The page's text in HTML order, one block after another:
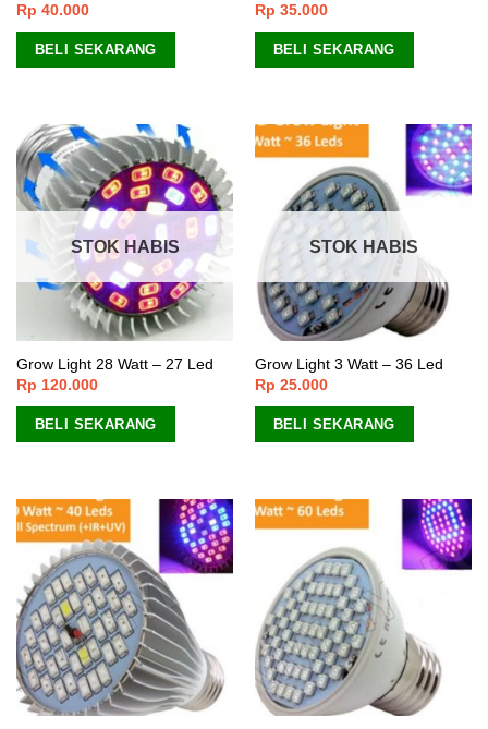
Rp 40.000
BELI SEKARANG
Rp 35.000
BELI SEKARANG
STOK HABIS
Grow Light 28 Watt – 27 Led
Rp 120.000
BELI SEKARANG
STOK HABIS
Grow Light 3 Watt – 36 Led
Rp 25.000
BELI SEKARANG